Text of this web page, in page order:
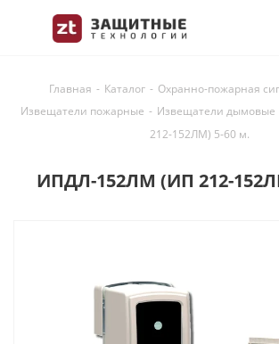
Главная - Каталог - Охранно-пожарная
Извещатели пожарные - Извещатели дымовые
212-152ЛМ) 5-60 м.
ИПДЛ-152ЛМ (ИП 212-